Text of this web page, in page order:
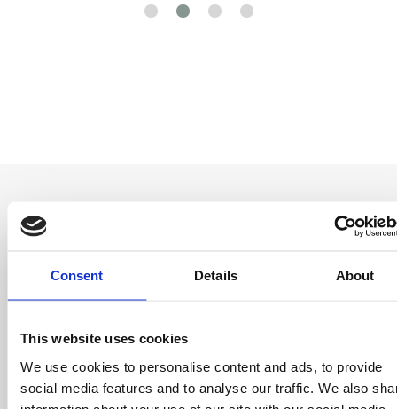
Consent Details About
This website uses cookies
We use cookies to personalise content and ads, to provide
social media features and to analyse our traffic. We also
Be the first to
Special offers, events and news from the
world of licensing, all at the click of a button.